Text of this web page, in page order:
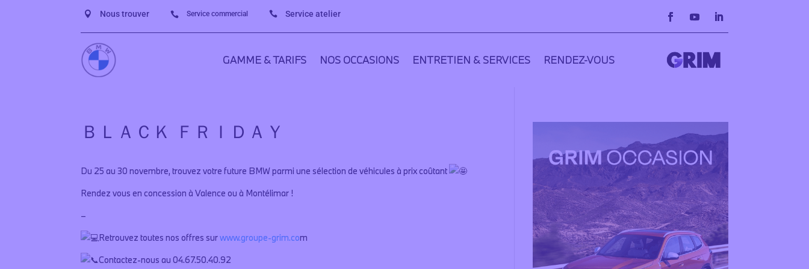
 Nous trouver  Service commercial  Service atelier
GAMME & TARIFS NOS OCCASIONS ENTRETIEN & SERVICES RENDEZ-VOUS
ＢＬＡＣＫ ＦＲＩＤＡＹ
Du 25 au 30 novembre, trouvez votre future BMW parmi une sélection de véhicules à prix coûtant
Rendez vous en concession à Valence ou à Montélimar !
–
Retrouvez toutes nos offres surwww.groupe-grim.com
Contactez-nous au 04.67.50.40.92